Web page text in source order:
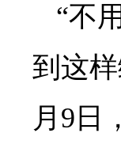
“不
到这
月9日